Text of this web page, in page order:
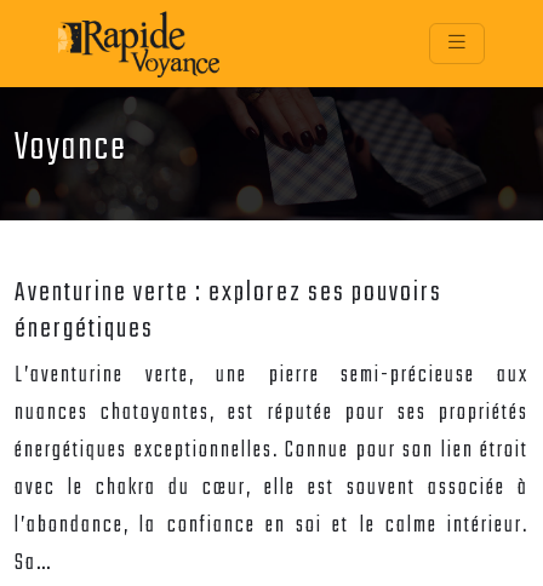
Voyance
Aventurine verte : explorez ses pouvoirs
énergétiques
L’aventurine verte, une pierre semi-précieuse aux
nuances chatoyantes, est réputée pour ses propriétés
énergétiques exceptionnelles. Connue pour son lien étroit
avec le chakra du cœur, elle est souvent associée à
l’abondance, la confiance en soi et le calme intérieur.
Sa…